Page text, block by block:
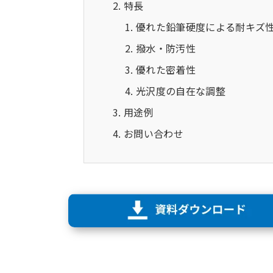
特長
優れた鉛筆硬度による耐キズ
撥水・防汚性
優れた密着性
光沢度の自在な調整
用途例
お問い合わせ